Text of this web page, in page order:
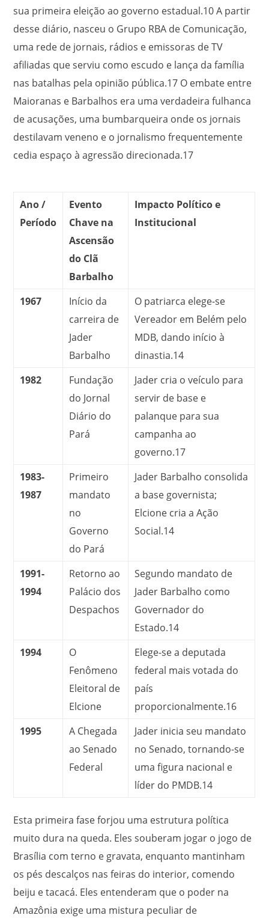
sua primeira eleição ao governo estadual.10A partir
desse diário, nasceu o Grupo RBA de Comunicação,
uma rede de jornais, rádios e emissoras de TV
afiliadas que serviu como escudo e lança da família
nas batalhas pela opinião pública.17 O embate entre
Maioranas e Barbalhos era uma verdadeira fulhanca
de acusações, uma bumbarqueira onde os jornais
destilavam veneno e o jornalismo frequentemente
cedia espaço à agressão direcionada.17
Ano /
Período
Evento
Chave na
Ascensão
do Clã
Barbalho
Impacto Político e
Institucional
1967
Início da
carreira de
Jader
Barbalho
O patriarca elege-se
Vereador em Belém pelo
MDB, dando início à
dinastia.14
1982
Fundação
do Jornal
Diário do
Pará
Jader cria o veículo para
servir de base e
palanque para sua
campanha ao
governo.17
1983-
1987
Primeiro
mandato
no
Governo
do Pará
Jader Barbalho consolida
a base governista;
Elcione cria a Ação
Social.14
1991-
1994
Retorno ao
Palácio dos
Despachos
Segundo mandato de
Jader Barbalho como
Governador do
Estado.14
1994
O
Fenômeno
Eleitoral de
Elcione
Elege-se a deputada
federal mais votada do
país
proporcionalmente.16
1995
A Chegada
ao Senado
Federal
Jader inicia seu mandato
no Senado, tornando-se
uma figura nacional e
líder do PMDB.14
Esta primeira fase forjou uma estrutura política
muito dura na queda. Eles souberam jogar o jogo de
Brasília com terno e gravata, enquanto mantinham
os pés descalços nas feiras do interior, comendo
beiju e tacacá. Eles entenderam que o poder na
Amazônia exige uma mistura peculiar de